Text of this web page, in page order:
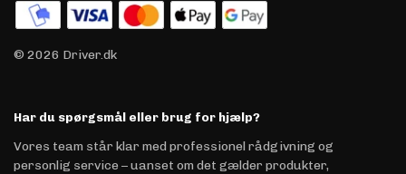
© 2026 Driver.dk
Har du spørgsmål eller brug for hjælp?
Vores team står klar med professionel rådgivning og
personlig service – uanset om det gælder produkter,